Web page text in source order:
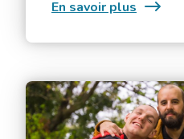
En savoir plus
flow
DJ
Rencontre
proches
aidants